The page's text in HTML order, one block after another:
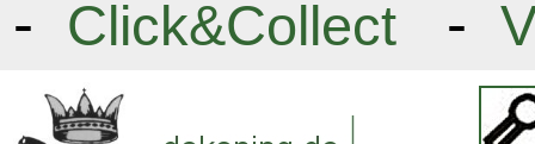
- Click&Collect -